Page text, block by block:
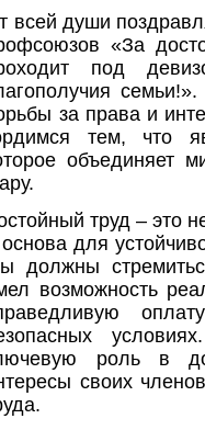
всей души
«За
под
за права и
тем, что
объединяет
труд – это
для
должны
возможность
роль в
своих